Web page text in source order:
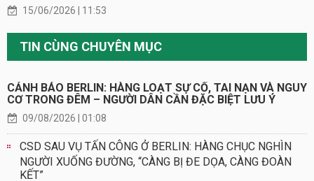
15/06/2026 | 11:53
TIN CÙNG CHUYÊN MỤC
CẢNH BÁO BERLIN: HÀNG LOẠT SỰ CỐ, TAI NẠN VÀ NGUY
CƠ TRONG ĐÊM – NGƯỜI DÂN CẦN ĐẶC BIỆT LƯU Ý
09/08/2026 | 01:08
CSD SAU VỤ TẤN CÔNG Ở BERLIN: HÀNG CHỤC NGHÌN
NGƯỜI XUỐNG ĐƯỜNG, “CÀNG BỊ ĐE DỌA, CÀNG ĐOÀN
KẾT”